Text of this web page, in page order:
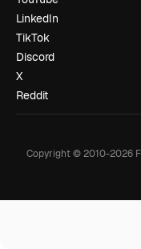
LinkedIn
TikTok
Discord
X
Reddit
Copyright © 2010-2026